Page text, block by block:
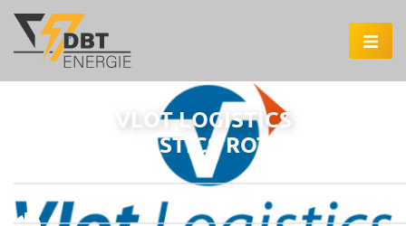
VLOT LOGISTICS
VLOT LOGISTICS ROTTERDAM